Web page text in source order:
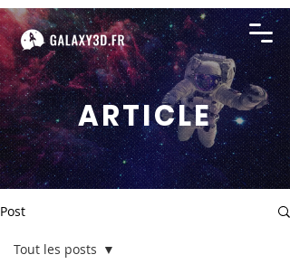
ARTICLE
Post
Tout les posts